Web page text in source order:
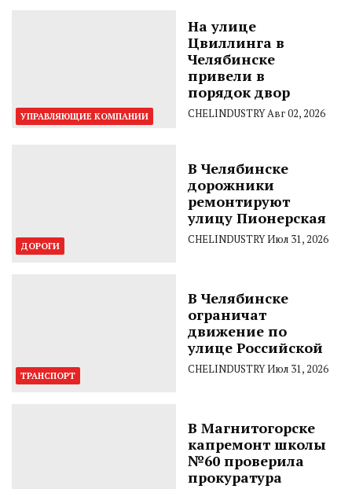
УПРАВЛЯЮЩИЕ КОМПАНИИ
На улице
Цвиллинга в
Челябинске
привели в
порядок двор
CHELINDUSTRYАвг 02, 2026
ДОРОГИ
В Челябинске
дорожники
ремонтируют
улицу Пионерская
CHELINDUSTRYИюл 31, 2026
ТРАНСПОРТ
В Челябинске
ограничат
движение по
улице Российской
CHELINDUSTRYИюл 31, 2026
В Магнитогорске
капремонт школы
№60 проверила
прокуратура